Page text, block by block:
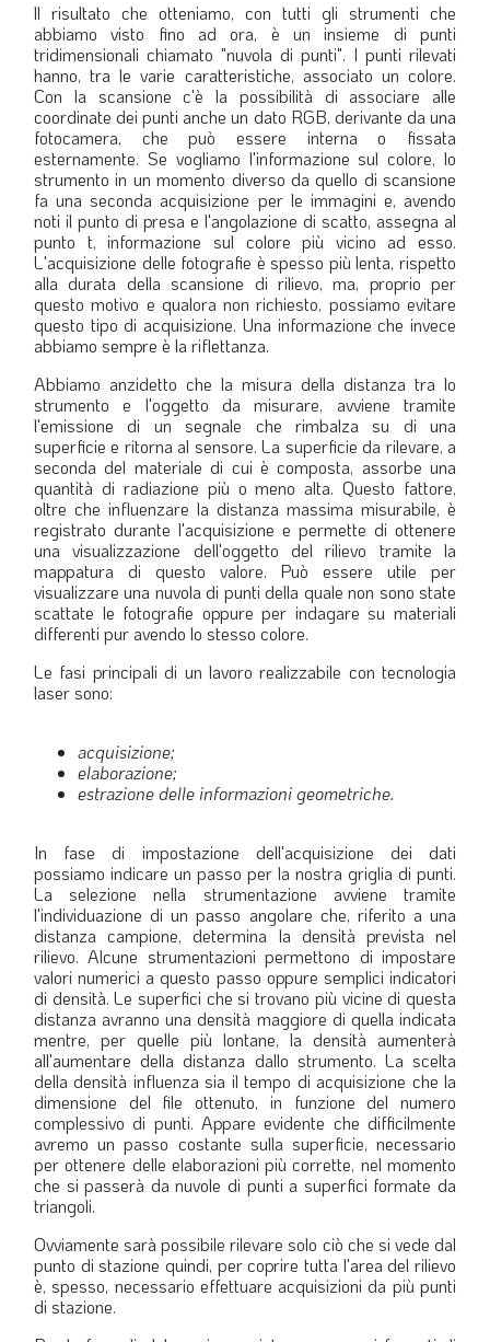
ll risultato che otteniamo, con tutti gli strumenti che
abbiamo visto fino ad ora, è un insieme di punti
tridimensionali chiamato "nuvola di punti". I punti rilevati
hanno, tra le varie caratteristiche, associato un colore.
Con la scansione c'è la possibilità di associare alle
coordinate dei punti anche un dato RGB, derivante da una
fotocamera, che può essere interna o fissata
esternamente. Se vogliamo l'informazione sul colore, lo
strumento in un momento diverso da quello di scansione
fa una seconda acquisizione per le immagini e, avendo
noti il punto di presa e l'angolazione di scatto, assegna al
punto t, informazione sul colore più vicino ad esso.
L'acquisizione delle fotografie è spesso più lenta, rispetto
alla durata della scansione di rilievo, ma, proprio per
questo motivo e qualora non richiesto, possiamo evitare
questo tipo di acquisizione. Una informazione che invece
abbiamo sempre è la riflettanza.
Abbiamo anzidetto che la misura della distanza tra lo
strumento e l'oggetto da misurare, avviene tramite
l'emissione di un segnale che rimbalza su di una
superficie e ritorna al sensore. La superficie da rilevare, a
seconda del materiale di cui è composta, assorbe una
quantità di radiazione più o meno alta. Questo fattore,
oltre che influenzare la distanza massima misurabile, è
registrato durante l'acquisizione e permette di ottenere
una visualizzazione dell'oggetto del rilievo tramite la
mappatura di questo valore. Può essere utile per
visualizzare una nuvola di punti della quale non sono state
scattate le fotografie oppure per indagare su materiali
differenti pur avendo lo stesso colore.
Le fasi principali di un lavoro realizzabile con tecnologia
laser sono:
acquisizione;
elaborazione;
estrazione delle informazioni geometriche.
In fase di impostazione dell'acquisizione dei dati
possiamo indicare un passo per la nostra griglia di punti.
La selezione nella strumentazione avviene tramite
l'individuazione di un passo angolare che, riferito a una
distanza campione, determina la densità prevista nel
rilievo. Alcune strumentazioni permettono di impostare
valori numerici a questo passo oppure semplici indicatori
di densità. Le superfici che si trovano più vicine di questa
distanza avranno una densità maggiore di quella indicata
mentre, per quelle più lontane, la densità aumenterà
all'aumentare della distanza dallo strumento. La scelta
della densità influenza sia il tempo di acquisizione che la
dimensione del file ottenuto, in funzione del numero
complessivo di punti. Appare evidente che difficilmente
avremo un passo costante sulla superficie, necessario
per ottenere delle elaborazioni più corrette, nel momento
che si passerà da nuvole di punti a superfici formate da
triangoli.
Ovviamente sarà possibile rilevare solo ciò che si vede dal
punto di stazione quindi, per coprire tutta l'area del rilievo
è, spesso, necessario effettuare acquisizioni da più punti
di stazione.